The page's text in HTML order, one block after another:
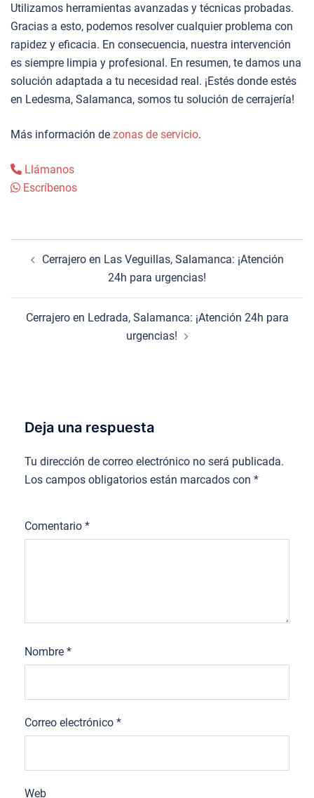
Utilizamos herramientas avanzadas y técnicas probadas.
Gracias a esto, podemos resolver cualquier problema con
rapidez y eficacia. En consecuencia, nuestra intervención
es siempre limpia y profesional. En resumen, te damos una
solución adaptada a tu necesidad real. ¡Estés donde estés
en Ledesma, Salamanca, somos tu solución de cerrajería!
Más información de zonas de servicio.
Llámanos
Escríbenos
Cerrajero en Las Veguillas, Salamanca: ¡Atención
24h para urgencias!
Cerrajero en Ledrada, Salamanca: ¡Atención 24h para
urgencias!
Deja una respuesta
Tu dirección de correo electrónico no será publicada.
Los campos obligatorios están marcados con *
Comentario *
Nombre *
Correo electrónico *
Web